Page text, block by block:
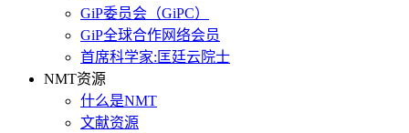
GiP委员会（GiPC）
GiP全球合作网络会员
首席科学家:匡廷云院士
NMT资源
什么是NMT
文献资源